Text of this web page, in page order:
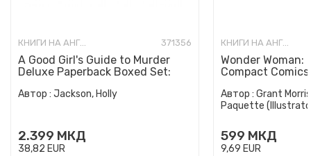
КНИГИ НА АНГЛИСКИ ЈАЗИК 371356
A Good Girl's Guide to Murder
Deluxe Paperback Boxed Set:
Автор : Jackson, Holly
2.399 МКД
38,82 EUR
КНИГИ НА АНГЛИСКИ ЈАЗИК
Wonder Woman:
Compact
Автор : Grant
Paquette
599 МКД
9,69 EUR